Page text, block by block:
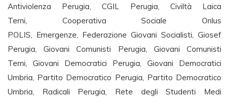
Antiviolenza Perugia, CGIL Perugia, Civiltà Laica
Terni, Cooperativa Sociale Onlus
POLIS, Emergenze, Federazione Giovani Socialisti, Giosef
Perugia, Giovani Comunisti Perugia, Giovani Comunisti
Terni, Giovani Democratici Perugia, Giovani Democratici
Umbria, Partito Democratico Perugia, Partito Democratico
Umbria, Radicali Perugia, Rete degli Studenti Medi